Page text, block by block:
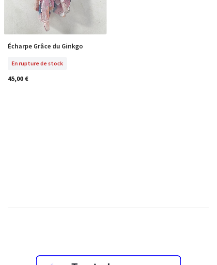
En Rupture De Stock
Écharpe Grâce du Ginkgo
En rupture de stock
45,00 €